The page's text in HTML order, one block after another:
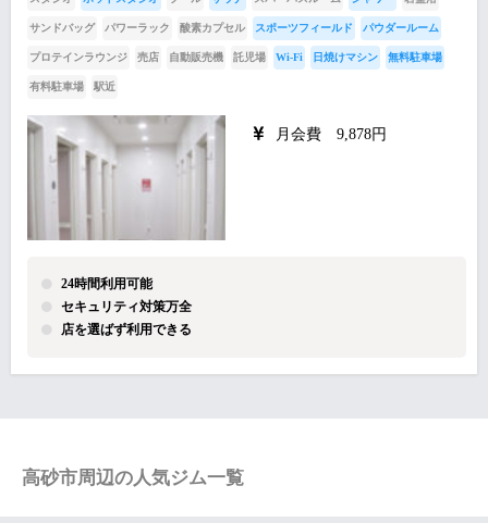
サンドバッグ パワーラック 酸素カプセル スポーツフィールド パウダールーム
プロテインラウンジ 売店 自動販売機 託児場 Wi-Fi 日焼けマシン 無料駐車場
有料駐車場 駅近
月会費 9,878円
24時間利用可能
セキュリティ対策万全
店を選ばず利用できる
高砂市周辺の人気ジム一覧